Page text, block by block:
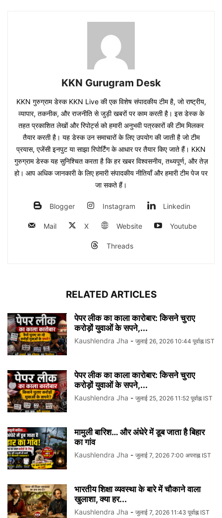
KKN Gurugram Desk
KKN गुरुग्राम डेस्क KKN Live की एक विशेष संपादकीय टीम है, जो राष्ट्रीय,
व्यापार, तकनीक, और राजनीति से जुड़ी खबरों पर काम करती है। इस डेस्क के
तहत प्रकाशित लेखों और रिपोर्ट्स को हमारी अनुभवी पत्रकारों की टीम मिलकर
तैयार करती है। यह डेस्क उन समाचारों के लिए उपयोग की जाती है जो टीम
प्रयास, एजेंसी इनपुट या साझा रिपोर्टिंग के आधार पर तैयार किए जाते हैं। KKN
गुरुग्राम डेस्क यह सुनिश्चित करता है कि हर खबर विश्वसनीय, तथ्यपूर्ण, और तेज़
हो। आप अधिक जानकारी के लिए हमारी संपादकीय नीतियाँ और हमारी टीम पेज पर
जा सकते हैं।
Blogger Instagram Linkedin
Mail X Website Youtube
Threads
RELATED ARTICLES
पेपर लीक का काला कारोबार: किसने चुराए
करोड़ों युवाओं के सपने,...
Kaushlendra Jha - जुलाई 26, 2026 10:44 पूर्वाह्न IST
पेपर लीक का काला कारोबार: किसने चुराए
करोड़ों युवाओं के सपने,...
Kaushlendra Jha - जुलाई 25, 2026 11:52 पूर्वाह्न IST
मामुली बारिश… और अंधेरे में डूब जाता है बिहार
का गांव
Kaushlendra Jha - जुलाई 7, 2026 7:00 अपराह्न IST
भारतीय शिक्षा व्यवस्था के बारे में चौकाने वाला
खुलाशा, क्या हर...
Kaushlendra Jha - जुलाई 7, 2026 11:43 पूर्वाह्न IST